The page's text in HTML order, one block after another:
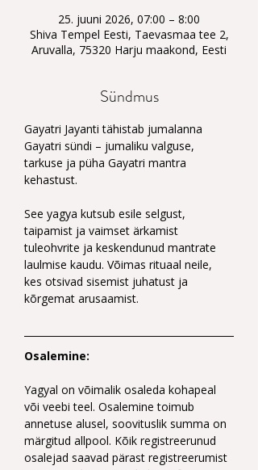
25. juuni 2026, 07:00 – 8:00
Shiva Tempel Eesti, Taevasmaa tee 2,
Aruvalla, 75320 Harju maakond, Eesti
Sündmus
Gayatri Jayanti tähistab jumalanna
Gayatri sündi – jumaliku valguse,
tarkuse ja püha Gayatri mantra
kehastust.
See yagya kutsub esile selgust,
taipamist ja vaimset ärkamist
tuleohvrite ja keskendunud mantrate
laulmise kaudu. Võimas rituaal neile,
kes otsivad sisemist juhatust ja
kõrgemat arusaamist.
Osalemine:
Yagyal on võimalik osaleda kohapeal
või veebi teel. Osalemine toimub
annetuse alusel, soovituslik summa on
märgitud allpool. Kõik registreerunud
osalejad saavad pärast registreerumist